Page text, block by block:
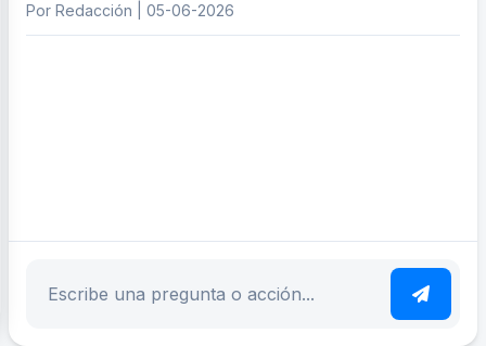
Por Redacción | 05-06-2026
Escribe tu pregunta